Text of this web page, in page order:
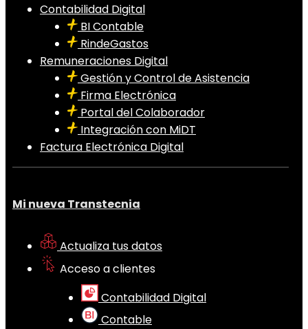
Contabilidad Digital
BI Contable
RindeGastos
Remuneraciones Digital
Gestión y Control de Asistencia
Firma Electrónica
Portal del Colaborador
Integración con MiDT
Factura Electrónica Digital
Mi nueva Transtecnia
Actualiza tus datos
Acceso a clientes
Contabilidad Digital
Contable